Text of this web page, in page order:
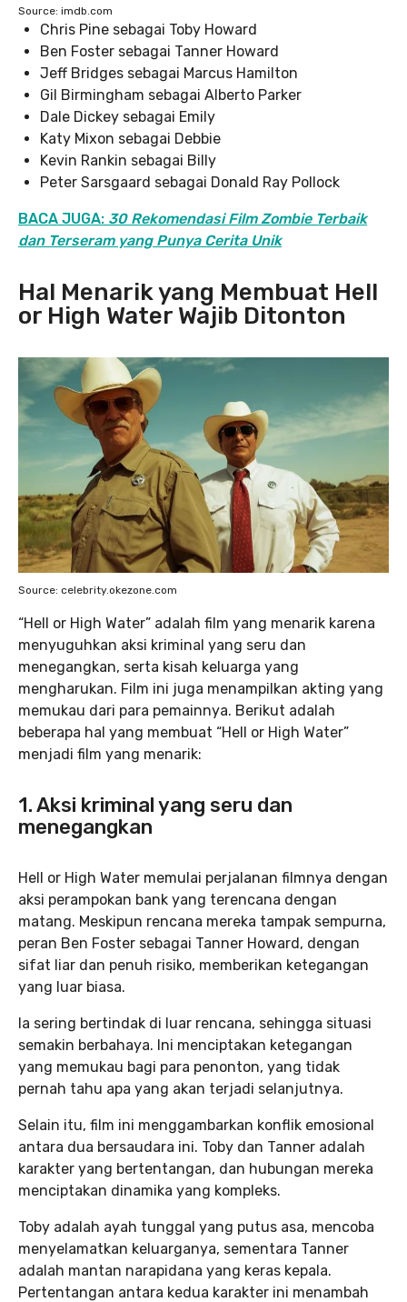
Source: imdb.com
Chris Pine sebagai Toby Howard
Ben Foster sebagai Tanner Howard
Jeff Bridges sebagai Marcus Hamilton
Gil Birmingham sebagai Alberto Parker
Dale Dickey sebagai Emily
Katy Mixon sebagai Debbie
Kevin Rankin sebagai Billy
Peter Sarsgaard sebagai Donald Ray Pollock
BACA JUGA: 30 Rekomendasi Film Zombie Terbaik
dan Terseram yang Punya Cerita Unik
Hal Menarik yang Membuat Hell
or High Water Wajib Ditonton
Source: celebrity.okezone.com
“Hell or High Water” adalah film yang menarik karena
menyuguhkan aksi kriminal yang seru dan
menegangkan, serta kisah keluarga yang
mengharukan. Film ini juga menampilkan akting yang
memukau dari para pemainnya. Berikut adalah
beberapa hal yang membuat “Hell or High Water”
menjadi film yang menarik:
1. Aksi kriminal yang seru dan
menegangkan
Hell or High Water memulai perjalanan filmnya dengan
aksi perampokan bank yang terencana dengan
matang. Meskipun rencana mereka tampak sempurna,
peran Ben Foster sebagai Tanner Howard, dengan
sifat liar dan penuh risiko, memberikan ketegangan
yang luar biasa.
Ia sering bertindak di luar rencana, sehingga situasi
semakin berbahaya. Ini menciptakan ketegangan
yang memukau bagi para penonton, yang tidak
pernah tahu apa yang akan terjadi selanjutnya.
Selain itu, film ini menggambarkan konflik emosional
antara dua bersaudara ini. Toby dan Tanner adalah
karakter yang bertentangan, dan hubungan mereka
menciptakan dinamika yang kompleks.
Toby adalah ayah tunggal yang putus asa, mencoba
menyelamatkan keluarganya, sementara Tanner
adalah mantan narapidana yang keras kepala.
Pertentangan antara kedua karakter ini menambah